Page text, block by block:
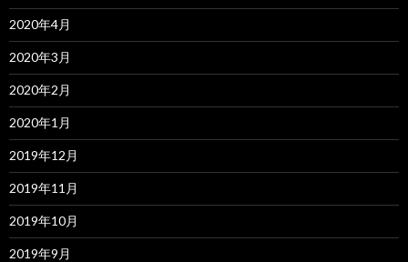
2020年4月
2020年3月
2020年2月
2020年1月
2019年12月
2019年11月
2019年10月
2019年9月